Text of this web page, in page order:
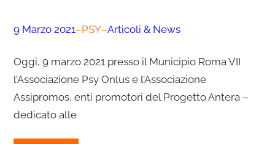
9 Marzo 2021–PSY–Articoli & News
Oggi, 9 marzo 2021 presso il Municipio Roma VII
l’Associazione Psy Onlus e l’Associazione
Assipromos, enti promotori del Progetto Antera –
dedicato alle